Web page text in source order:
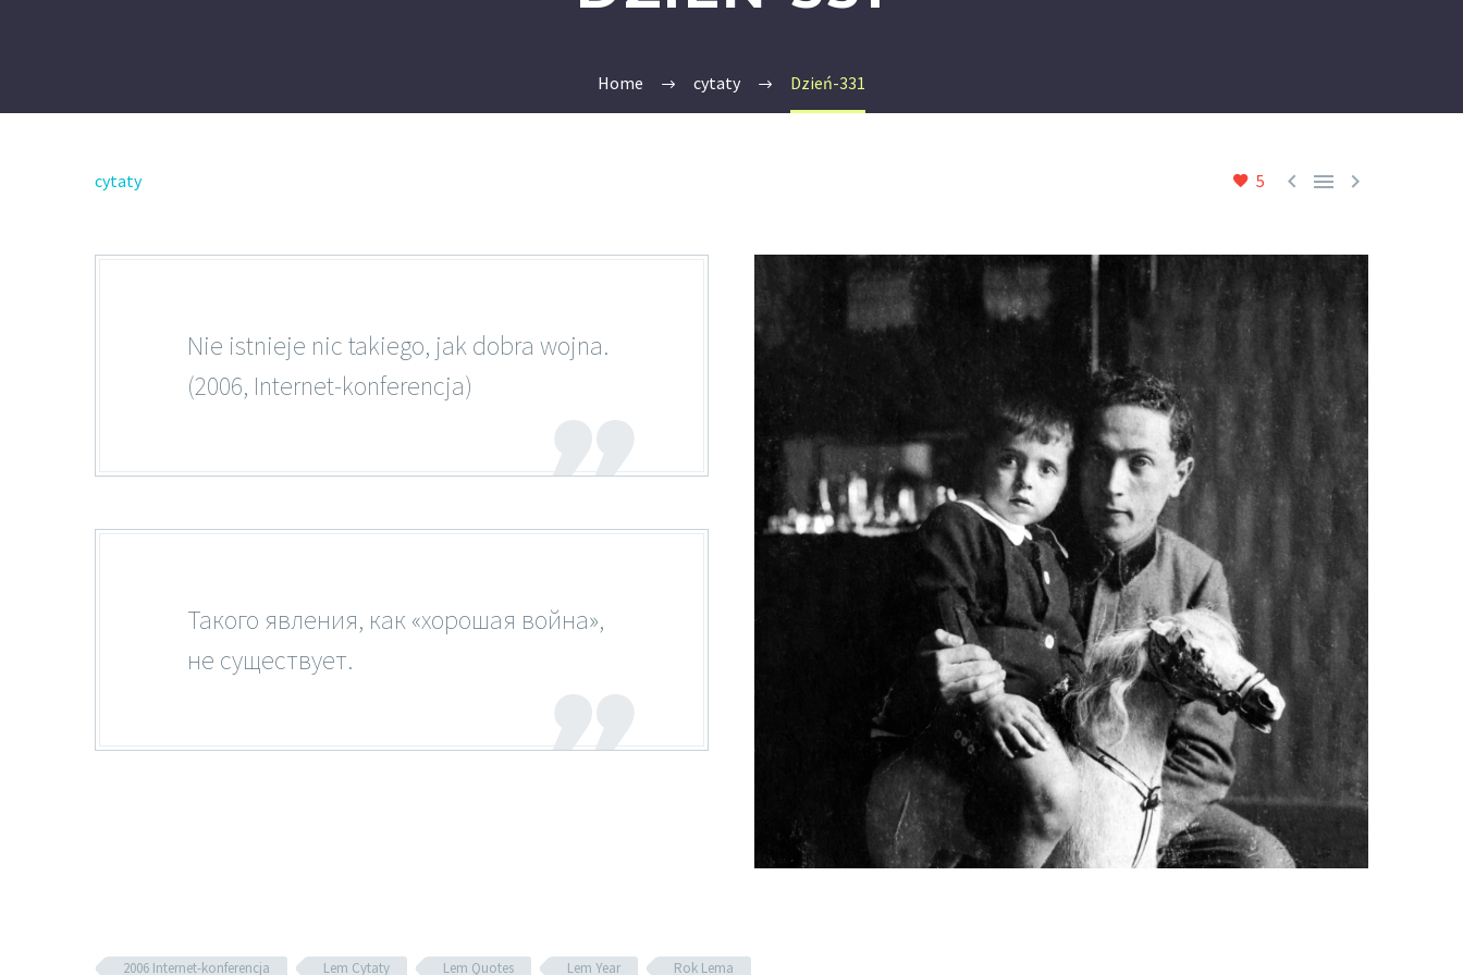
Home cytaty Dzień-331
5   
cytaty
Nie istnieje nic takiego, jak dobra wojna.
(2006, Internet-konferencja)
Такого явления, как «хорошая война»,
не существует.
2006 Internet-konferencja Lem Cytaty Lem Quotes Lem Year Rok Lema